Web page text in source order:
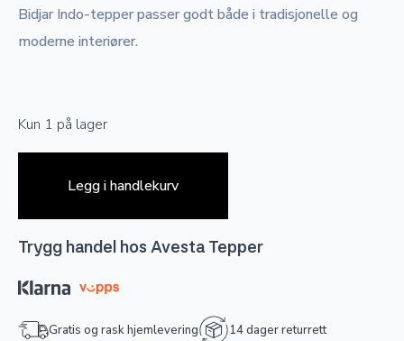
Bidjar Indo-tepper passer godt både i tradisjonelle og
moderne interiører.
Kun 1 på lager
Legg i handlekurv
Trygg handel hos Avesta Tepper
Gratis og rask hjemlevering
14 dager returrett